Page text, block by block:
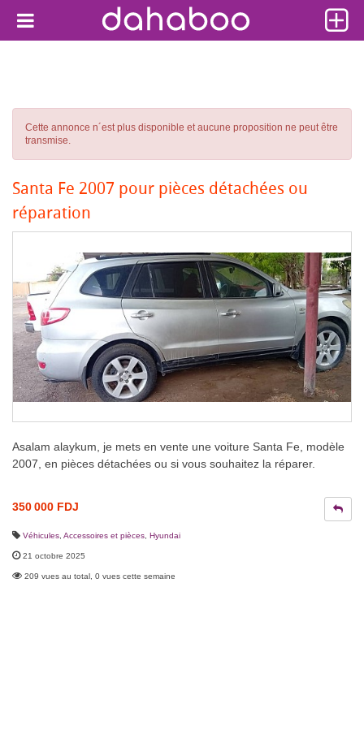
Cette annonce n´est plus disponible et aucune proposition ne peut être
transmise.
Santa Fe 2007 pour pièces détachées ou
réparation
Asalam alaykum, je mets en vente une voiture Santa Fe, modèle
2007, en pièces détachées ou si vous souhaitez la réparer.
350 000 FDJ
Véhicules Accessoires et pièces Hyundai
21 octobre 2025
209 vues au total, 0 vues cette semaine